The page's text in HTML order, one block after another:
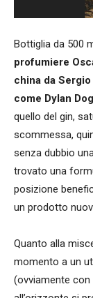
Bottiglia da 500
profumiere
china da
come Dylan Dog
quello del gin,
scommessa,
senza dubbio
trovato una
posizione
un prodotto
Quanto alla
momento a un
(ovviamente con